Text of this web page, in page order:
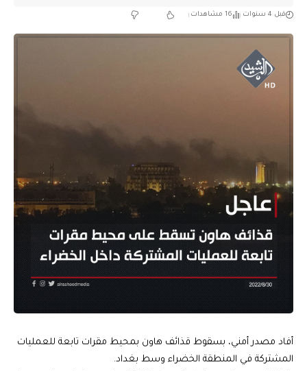
قبل 4 سنوات 16 مشاهدات
أفاد مصدر أمني، بسقوط قذائف هاون بمحيط مقرات تابعة للعمليات
المشتركة في المنطقة الخضراء وسط بغداد.